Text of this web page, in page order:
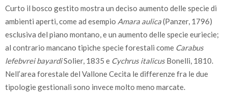
Curto il bosco gestito mostra un deciso aumento delle specie di
ambienti aperti, come ad esempio Amara aulica(Panzer, 1796)
esclusiva del piano montano, e un aumento delle specie euriecie;
al contrario mancano tipiche specie forestali come Carabus
lefebvrei bayardiSolier, 1835 e Cychrus italicusBonelli, 1810.
Nell’area forestale del Vallone Cecita le differenze fra le due
tipologie gestionali sono invece molto meno marcate.